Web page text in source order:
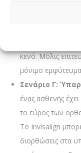
τη θέση των
προσωρινό
κενό. Μόλις
μόνιμο
Σενάριο Γ:
ένας ασθενής
το εύρος των
Το Invisalign
διορθώσεις στα